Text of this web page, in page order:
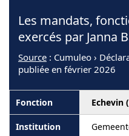
Les mandats,
exercés par Janna
Source : Cumuleo ›
publiée en février 2026
Echevin